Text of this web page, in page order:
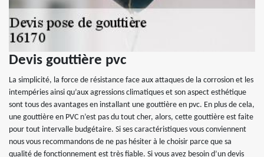
Devis gouttière pvc
La simplicité, la force de résistance face aux attaques de la corrosion et les
intempéries ainsi qu’aux agressions climatiques et son aspect esthétique
sont tous des avantages en installant une gouttière en pvc. En plus de cela,
une gouttière en PVC n’est pas du tout cher, alors, cette gouttière est faite
pour tout intervalle budgétaire. Si ses caractéristiques vous conviennent
nous vous recommandons de ne pas hésiter à le choisir parce que sa
qualité de fonctionnement est très fiable. Si vous avez besoin d’un devis